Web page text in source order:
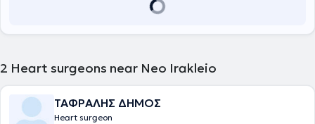
2 Heart surgeons near Neo Irakleio
ΤΑΦΡΑΛΗΣ ΔΗΜΟΣ
Heart surgeon